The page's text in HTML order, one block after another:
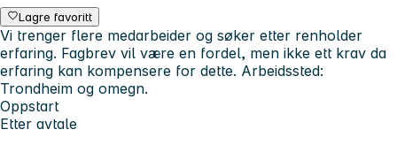
Lagre favoritt
Vi trenger flere medarbeider og søker etter renholder
erfaring. Fagbrev vil være en fordel, men ikke ett krav da
erfaring kan kompensere for dette. Arbeidssted:
Trondheim og omegn.
Oppstart
Etter avtale